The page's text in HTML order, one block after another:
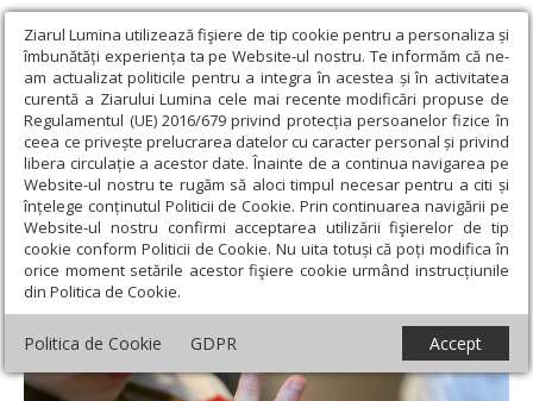
Ziarul Lumina utilizează fişiere de tip cookie pentru a personaliza și
îmbunătăți experiența ta pe Website-ul nostru. Te informăm că ne-
am actualizat politicile pentru a integra în acestea și în activitatea
curentă a Ziarului Lumina cele mai recente modificări propuse de
Regulamentul (UE) 2016/679 privind protecția persoanelor fizice în
ceea ce privește prelucrarea datelor cu caracter personal și privind
libera circulație a acestor date. Înainte de a continua navigarea pe
Website-ul nostru te rugăm să aloci timpul necesar pentru a citi și
înțelege conținutul Politicii de Cookie. Prin continuarea navigării pe
Website-ul nostru confirmi acceptarea utilizării fişierelor de tip
cookie conform Politicii de Cookie. Nu uita totuși că poți modifica în
orice moment setările acestor fişiere cookie urmând instrucțiunile
din Politica de Cookie.
Politica de Cookie GDPR Accept
Ziarul Lumina › Societate › Actualitate socială › Copii care
așteaptă o familie de adopție
Copii care așteaptă o familie de adopție